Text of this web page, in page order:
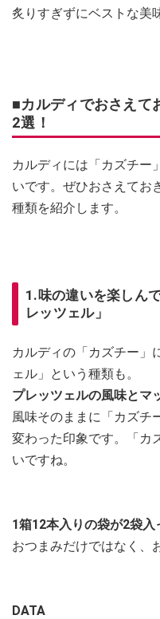
炙りすぎずにベストな美
■カルディでおさえて
2選！
カルディには「カズチー
いです。ぜひおさえてお
種類を紹介します。
1.味の違いを楽しん
レッツェル」
カルディの「カズチー」
ェル」という種類も。
プレッツェルの風味とマ
風味そのままに「カズチ
変わった印象です。「カ
いですね。
1箱12本入りの袋が2袋入
おつまみだけではなく、
DATA